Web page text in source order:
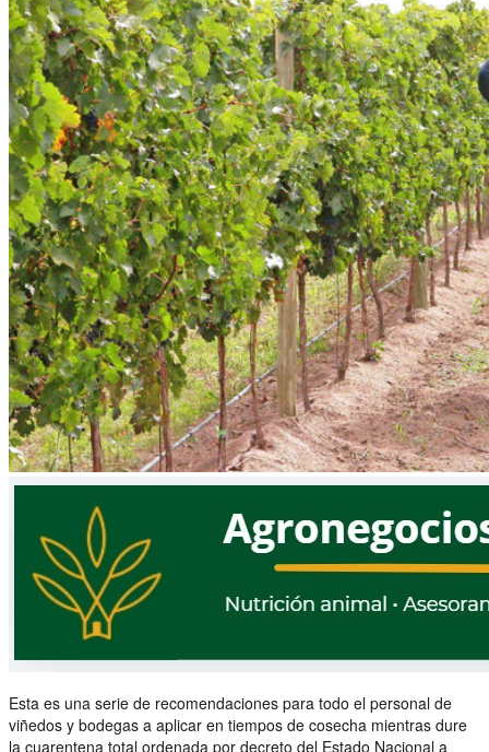
Esta es una serie de recomendaciones para todo el personal de
viñedos y bodegas a aplicar en tiempos de cosecha mientras dure
la cuarentena total ordenada por decreto del Estado Nacional a